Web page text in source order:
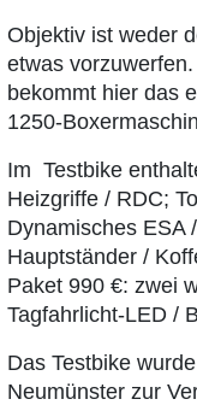
Objektiv ist weder
etwas
bekommt hier das
1250-
Im Testbike
Heizgriffe / RDC;
Dynamisches ESA
Hauptständer /
Paket 990 €: zwei
Tagfahrlicht-LED /
Das Testbike
Neumünster zur